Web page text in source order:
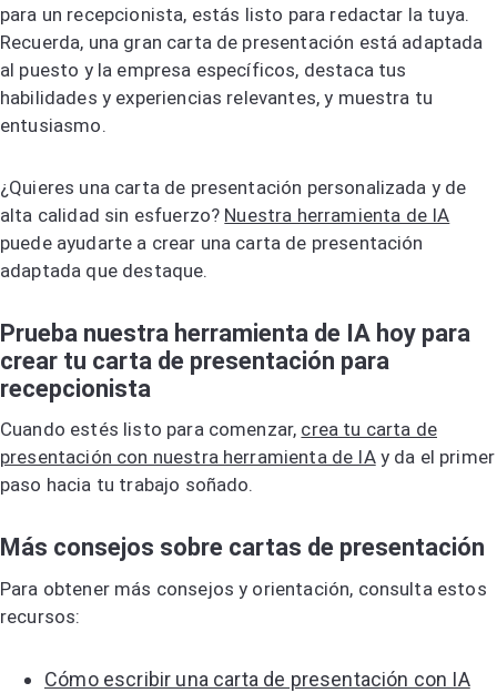
para un recepcionista, estás listo para redactar la tuya.
Recuerda, una gran carta de presentación está adaptada
al puesto y la empresa específicos, destaca tus
habilidades y experiencias relevantes, y muestra tu
entusiasmo.
¿Quieres una carta de presentación personalizada y de
alta calidad sin esfuerzo? Nuestra herramienta de IA
puede ayudarte a crear una carta de presentación
adaptada que destaque.
Prueba nuestra herramienta de IA hoy para
crear tu carta de presentación para
recepcionista
Cuando estés listo para comenzar, crea tu carta de
presentación con nuestra herramienta de IAy da el primer
paso hacia tu trabajo soñado.
Más consejos sobre cartas de presentación
Para obtener más consejos y orientación, consulta estos
recursos:
Cómo escribir una carta de presentación con IA